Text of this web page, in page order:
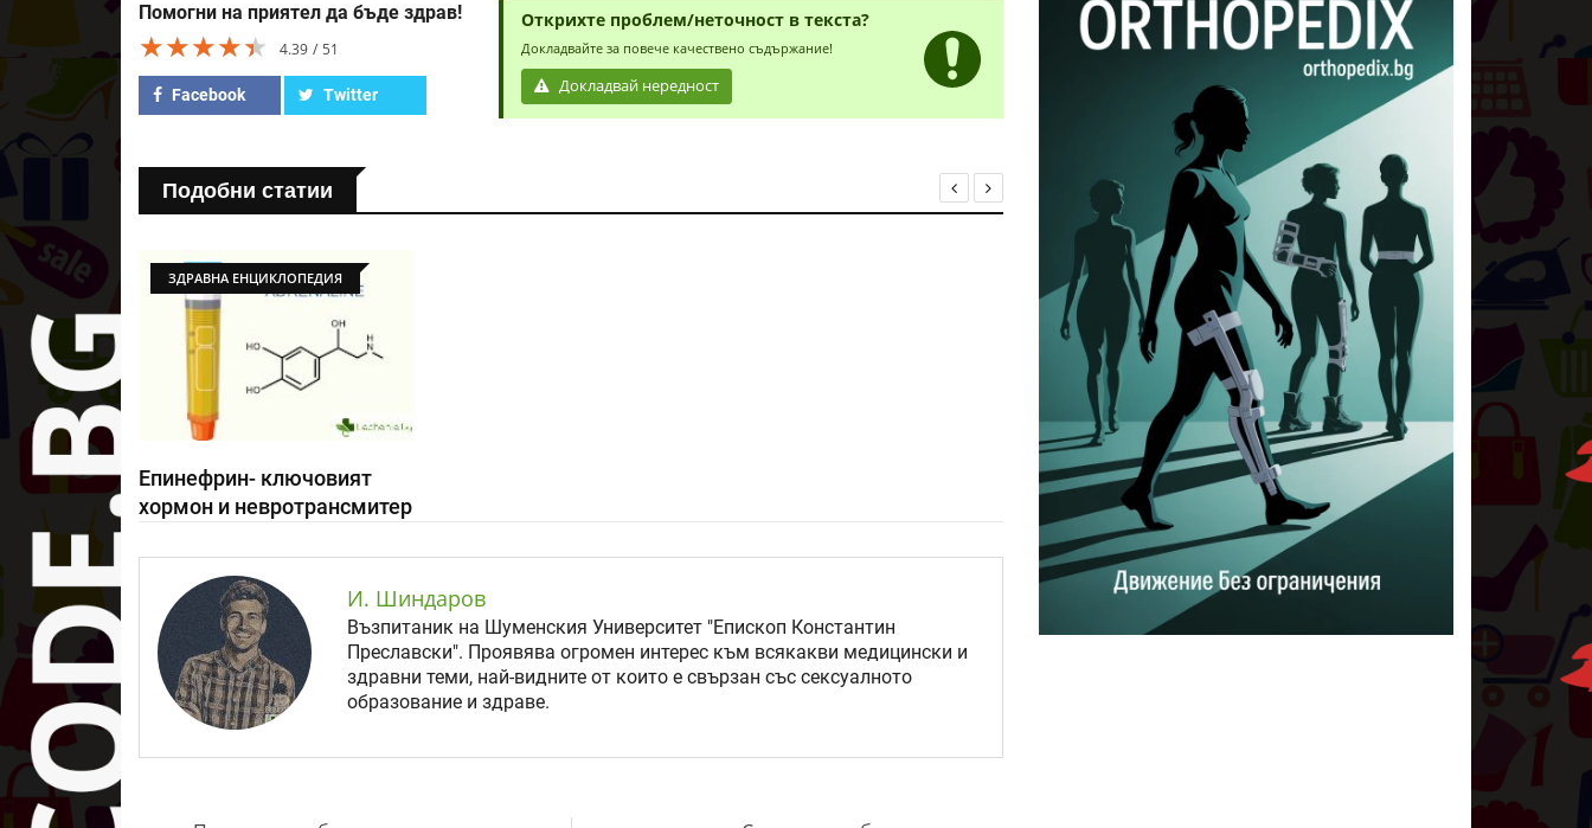
Помогни на приятел да бъде здрав!
★★★★★
★★★★★
★★★★★ 4.39 51
Facebook Twitter
Открихте проблем/неточност в текста?
Докладвайте за повече качествено съдържание!
Докладвай нередност
Подобни статии
ЗДРАВНА ЕНЦИКЛОПЕДИЯ
Епинефрин- ключовият
хормон и невротрансмитер
И. Шиндаров
Възпитаник на Шуменския Университет "Епископ Константин
Преславски". Проявява огромен интерес към всякакви медицински и
здравни теми, най-видните от които е свързан със сексуалното
образование и здраве.